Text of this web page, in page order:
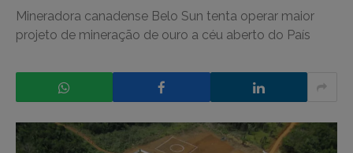
Mineradora canadense Belo Sun tenta operar maior
projeto de mineração de ouro a céu aberto do País